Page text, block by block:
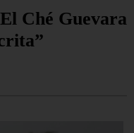
Ché Guevara